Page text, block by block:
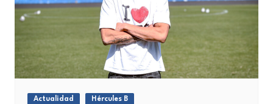
Actualidad Hércules B